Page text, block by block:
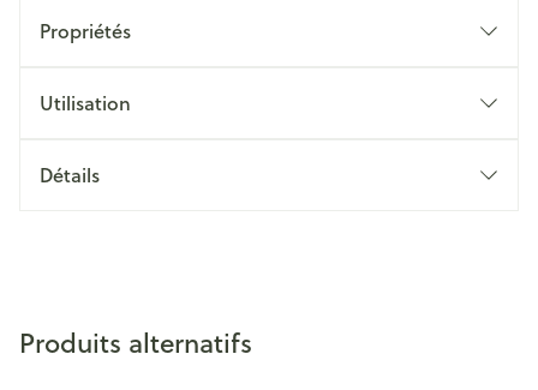
Propriétés
Utilisation
Détails
Produits alternatifs